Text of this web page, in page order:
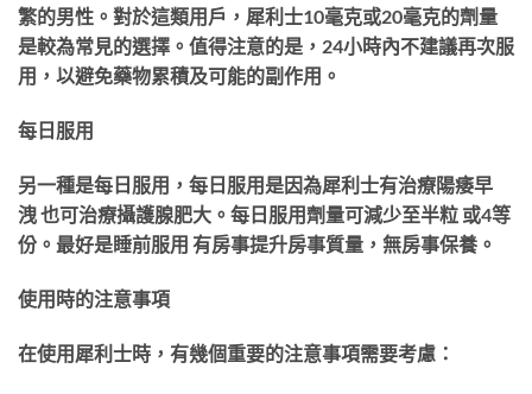
繁的男性。對於這類用戶，犀利士10毫克或20毫克的劑量
是較為常見的選擇。值得注意的是，24小時內不建議再次服
用，以避免藥物累積及可能的副作用。
每日服用
另一種是每日服用，每日服用是因為犀利士有治療陽痿早
洩 也可治療攝護腺肥大。每日服用劑量可減少至半粒 或4等
份。最好是睡前服用 有房事提升房事質量，無房事保養。
使用時的注意事項
在使用犀利士時，有幾個重要的注意事項需要考慮：